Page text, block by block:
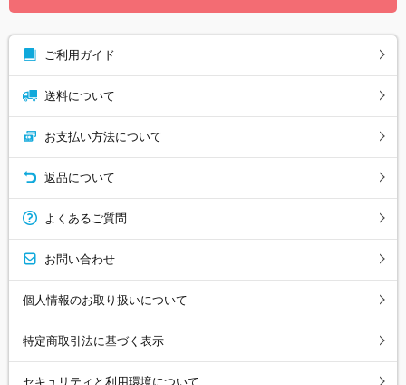
ご利用ガイド
送料について
お支払い方法について
返品について
よくあるご質問
お問い合わせ
個人情報のお取り扱いについて
特定商取引法に基づく表示
セキュリティと利用環境について